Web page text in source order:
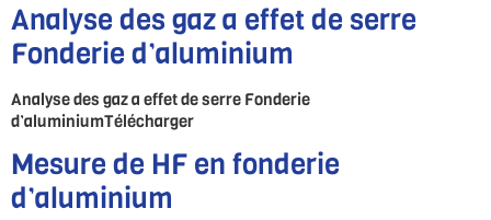
Analyse des gaz a effet de serre
Fonderie d’aluminium
Analyse des gaz a effet de serre Fonderie
d’aluminiumTélécharger
Mesure de HF en fonderie
d’aluminium